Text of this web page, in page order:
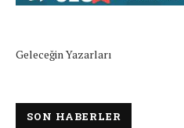
Geleceğin Yazarları
SON HABERLER